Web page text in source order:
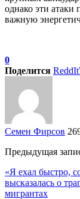
однако эти атаки
важную
0
Поделится ReddIt
Семен Фирсов
Предыдущая
«Я ехал быстро,
высказалась о
мигрантах